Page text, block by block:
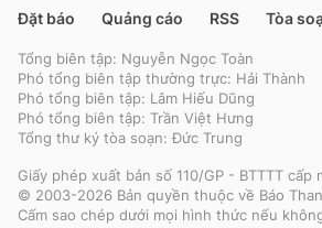
Đặt báo Quảng cáo RSS Tòa
Tổng biên tập: Nguyễn Ngọc Toàn
Phó tổng biên tập thường trực: Hải Thành
Phó tổng biên tập: Lâm Hiếu Dũng
Phó tổng biên tập: Trần Việt Hưng
Tổng thư ký tòa soạn: Đức Trung
Giấy phép xuất bản số 110/GP - BTTTT cấp
© 2003-2026 Bản quyền thuộc về Báo
Cấm sao chép dưới mọi hình thức nếu